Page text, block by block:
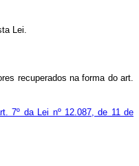
Lei.
recuperados na forma do art.
7º da Lei nº 12.087, de 11 de